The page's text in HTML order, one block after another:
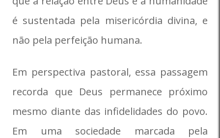
é sustentada pela misericórdia divina, e
não pela perfeição humana.
Em perspectiva pastoral, essa passagem
recorda que Deus permanece próximo
mesmo diante das infidelidades do povo.
Em uma sociedade marcada pela